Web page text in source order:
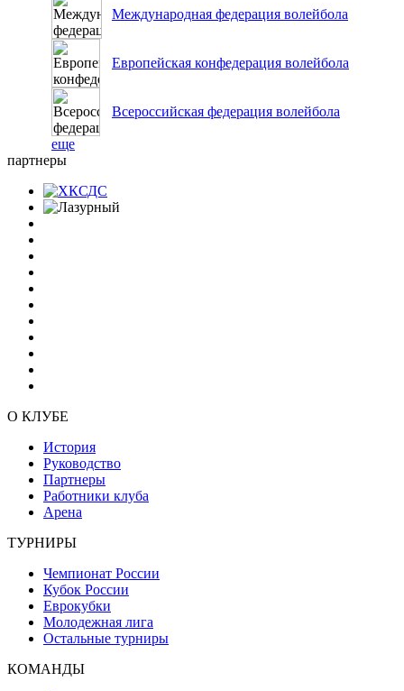
Международная федерация волейбола
Европейская конфедерация волейбола
Всероссийская федерация волейбола
еще
партнеры
О КЛУБЕ
История
Руководство
Партнеры
Работники клуба
Арена
ТУРНИРЫ
Чемпионат России
Кубок России
Еврокубки
Молодежная лига
Остальные турниры
КОМАНДЫ